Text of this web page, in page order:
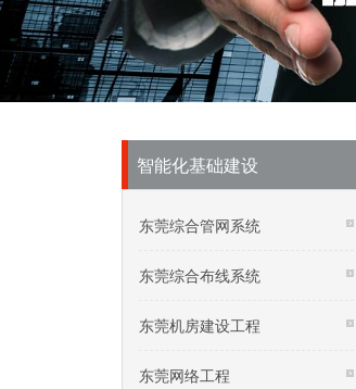
智能化基础建设
东莞综合管网系统
东莞综合布线系统
东莞机房建设工程
东莞网络工程